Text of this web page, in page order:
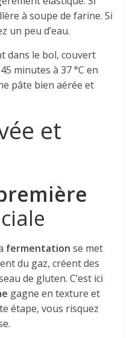
à soupe de farine. Si
un peu d’eau.
dans le bol, couvert
minutes à 37 °C en
pâte bien aérée et
et
fermentation se met
du gaz, créent des
de gluten. C’est ici
gagne en texture et
étape, vous risquez